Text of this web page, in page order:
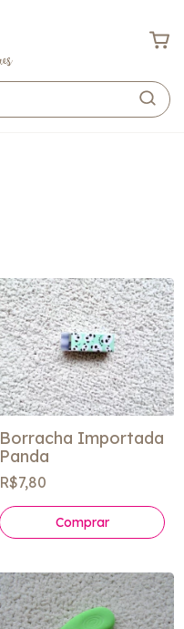
Borracha Importada
Panda
R$7,80